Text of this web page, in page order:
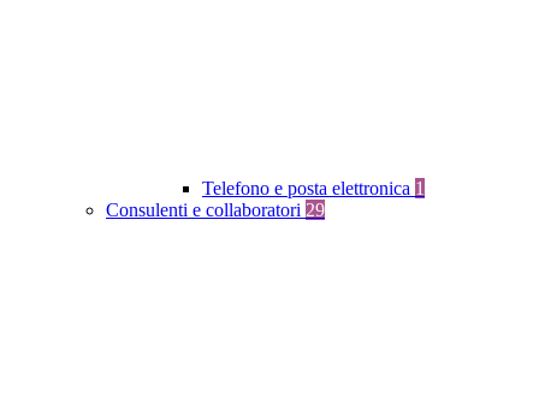
Telefono e posta elettronica 1
Consulenti e collaboratori 29